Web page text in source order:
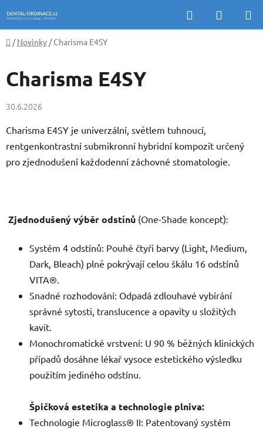
na
obsah
Hledat
KOŠÍK
Domů
/ Novinky / Charisma E4SY
Charisma E4SY
30.6.2026
Charisma E4SY je univerzální, světlem tuhnoucí,
rentgenkontrastní submikronní hybridní kompozit určený
pro zjednodušení každodenní záchovné stomatologie.
Zjednodušený výběr odstínů (One-Shade koncept):
Systém 4 odstínů: Pouhé čtyři barvy (Light, Medium,
Dark, Bleach) plně pokrývají celou škálu 16 odstínů
VITA®.
Snadné rozhodování: Odpadá zdlouhavé vybírání
správné sytosti, translucence a opavity u složitých
kavit.
Monochromatické vrstvení: U 90 % běžných klinických
případů dosáhne lékař vysoce estetického výsledku
použitím jediného odstínu.
Špičková estetika a technologie plniva:
Technologie Microglass® II: Patentovaný systém